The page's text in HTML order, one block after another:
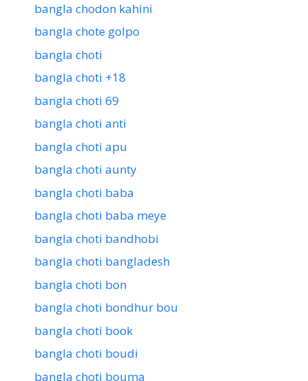
bangla chodon kahini
bangla chote golpo
bangla choti
bangla choti +18
bangla choti 69
bangla choti anti
bangla choti apu
bangla choti aunty
bangla choti baba
bangla choti baba meye
bangla choti bandhobi
bangla choti bangladesh
bangla choti bon
bangla choti bondhur bou
bangla choti book
bangla choti boudi
bangla choti bouma